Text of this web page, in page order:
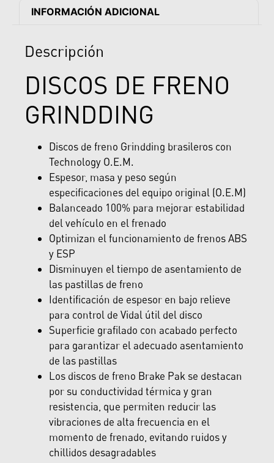
INFORMACIÓN ADICIONAL
Descripción
DISCOS DE FRENO
GRINDDING
Discos de freno Grindding brasileros con
Technology O.E.M.
Espesor, masa y peso según
especificaciones del equipo original (O.E.M)
Balanceado 100% para mejorar estabilidad
del vehículo en el frenado
Optimizan el funcionamiento de frenos ABS
y ESP
Disminuyen el tiempo de asentamiento de
las pastillas de freno
Identificación de espesor en bajo relieve
para control de Vidal útil del disco
Superficie grafilado con acabado perfecto
para garantizar el adecuado asentamiento
de las pastillas
Los discos de freno Brake Pak se destacan
por su conductividad térmica y gran
resistencia, que permiten reducir las
vibraciones de alta frecuencia en el
momento de frenado, evitando ruidos y
chillidos desagradables